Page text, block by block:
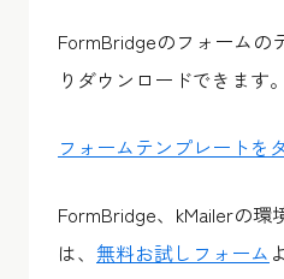
FormBridgeのフォームの
りダウンロードできます。
フォームテンプレートを
FormBridge、kMailerの環
は、 無料お試しフォーム